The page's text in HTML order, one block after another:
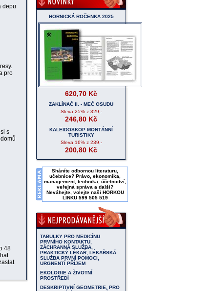
depu
pro
s
48
HORNICKÁ ROČENKA 2025
620,70 Kč
ZAKLÍNAČ II. - MEČ OSUDU
Sleva 25%z 329,-
246,80 Kč
KALEIDOSKOP MONTÁNNÍ
TURISTIKY
Sleva 16%z 239,-
200,80 Kč
Sháníte odbornou literaturu,
učebnice? Právo, ekonomika,
management, technika, účetnictví,
veřejná správa a další?
Neváhejte, volejte naši HORKOU
LINKU 599 505 519
TABULKY PRO MEDICÍNU
PRVNÍHO KONTAKTU,
ZÁCHRANNÁ SLUŽBA,
PRAKTICKÝ LÉKAŘ, LÉKAŘSKÁ
SLUŽBA PRVNÍ POMOCI,
URGNENTÍ PŘÍJEM
EKOLOGIE A ŽIVOTNÍ
PROSTŘEDÍ
DESKRIPTIVNÍ GEOMETRIE, PRO